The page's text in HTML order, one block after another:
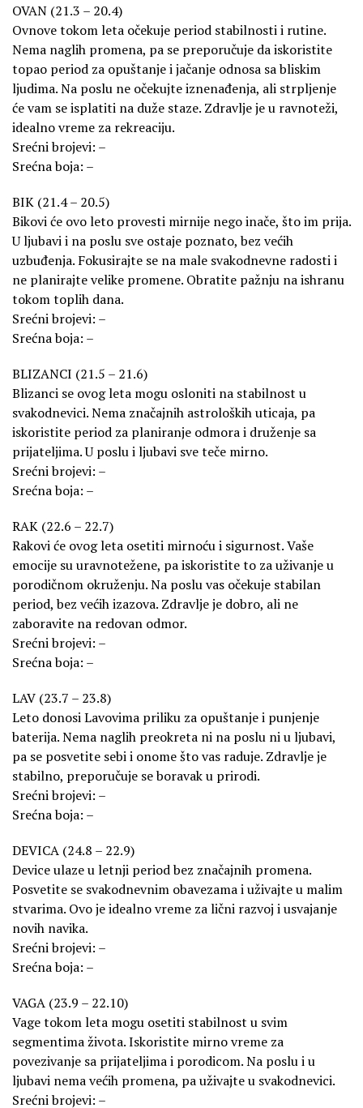
OVAN (21.3 – 20.4)
Ovnove tokom leta očekuje period stabilnosti i rutine.
Nema naglih promena, pa se preporučuje da iskoristite
topao period za opuštanje i jačanje odnosa sa bliskim
ljudima. Na poslu ne očekujte iznenađenja, ali strpljenje
će vam se isplatiti na duže staze. Zdravlje je u ravnoteži,
idealno vreme za rekreaciju.
Srećni brojevi: –
Srećna boja: –
BIK (21.4 – 20.5)
Bikovi će ovo leto provesti mirnije nego inače, što im prija.
U ljubavi i na poslu sve ostaje poznato, bez većih
uzbuđenja. Fokusirajte se na male svakodnevne radosti i
ne planirajte velike promene. Obratite pažnju na ishranu
tokom toplih dana.
Srećni brojevi: –
Srećna boja: –
BLIZANCI (21.5 – 21.6)
Blizanci se ovog leta mogu osloniti na stabilnost u
svakodnevici. Nema značajnih astroloških uticaja, pa
iskoristite period za planiranje odmora i druženje sa
prijateljima. U poslu i ljubavi sve teče mirno.
Srećni brojevi: –
Srećna boja: –
RAK (22.6 – 22.7)
Rakovi će ovog leta osetiti mirnoću i sigurnost. Vaše
emocije su uravnotežene, pa iskoristite to za uživanje u
porodičnom okruženju. Na poslu vas očekuje stabilan
period, bez većih izazova. Zdravlje je dobro, ali ne
zaboravite na redovan odmor.
Srećni brojevi: –
Srećna boja: –
LAV (23.7 – 23.8)
Leto donosi Lavovima priliku za opuštanje i punjenje
baterija. Nema naglih preokreta ni na poslu ni u ljubavi,
pa se posvetite sebi i onome što vas raduje. Zdravlje je
stabilno, preporučuje se boravak u prirodi.
Srećni brojevi: –
Srećna boja: –
DEVICA (24.8 – 22.9)
Device ulaze u letnji period bez značajnih promena.
Posvetite se svakodnevnim obavezama i uživajte u malim
stvarima. Ovo je idealno vreme za lični razvoj i usvajanje
novih navika.
Srećni brojevi: –
Srećna boja: –
VAGA (23.9 – 22.10)
Vage tokom leta mogu osetiti stabilnost u svim
segmentima života. Iskoristite mirno vreme za
povezivanje sa prijateljima i porodicom. Na poslu i u
ljubavi nema većih promena, pa uživajte u svakodnevici.
Srećni brojevi: –